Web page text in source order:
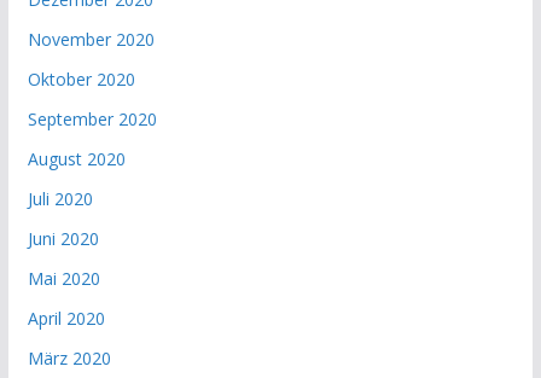
November 2020
Oktober 2020
September 2020
August 2020
Juli 2020
Juni 2020
Mai 2020
April 2020
März 2020